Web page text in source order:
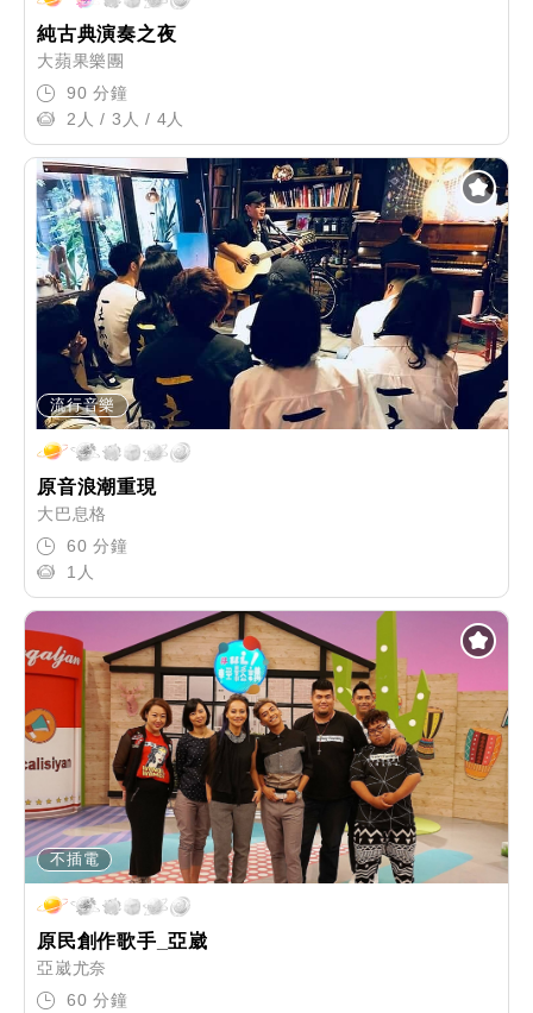
純古典演奏之夜
大蘋果樂團
90 分鐘
2人 / 3人 / 4人
流行音樂
原音浪潮重現
大巴息格
60 分鐘
1人
不插電
原民創作歌手_亞崴
亞崴尤奈
60 分鐘